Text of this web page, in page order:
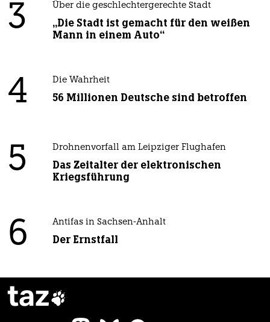
3 Über die geschlechtergerechte Stadt
„Die Stadt ist gemacht für den weißen
Mann in einem Auto“
4 Die Wahrheit
56 Millionen Deutsche sind betroffen
5 Drohnenvorfall am Leipziger Flughafen
Das Zeitalter der elektronischen
Kriegsführung
6 Antifas in Sachsen-Anhalt
Der Ernstfall
taz